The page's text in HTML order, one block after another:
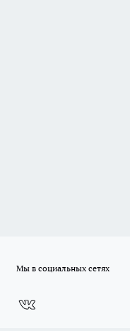
Мы в социальных сетях